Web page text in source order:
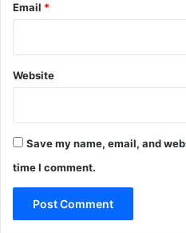
Email *
Website
Save my name, email, and
time I comment.